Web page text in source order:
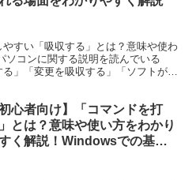
すい「吸収する」とは？意味や使わ
ソコンに関する説明を読んでいる
」「変更を吸収する」「ソフトがエ
初心者向け】「コマンドを打
とは？意味や使い方をわかり
く解説！Windowsでの基本